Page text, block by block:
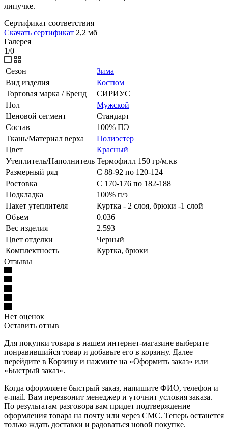
липучке.
Сертификат соответствия
Скачать сертификат 2,2 мб
Галерея
1/0 —
Сезон
Зима
Вид изделия
Костюм
Торговая марка / Бренд
СИРИУС
Пол
Мужской
Ценовой сегмент
Стандарт
Состав
100% ПЭ
Ткань/Материал верха
Полиэстер
Цвет
Красный
Утеплитель/Наполнитель Термофилл 150 гр/м.кв
Размерный ряд
С 88-92 по 120-124
Ростовка
С 170-176 по 182-188
Подкладка
100% п/э
Пакет утеплителя
Куртка - 2 слоя, брюки -1 слой
Объем
0.036
Вес изделия
2.593
Цвет отделки
Черный
Комплектность
Куртка, брюки
Отзывы
Нет оценок
Оставить отзыв
Для покупки товара в нашем интернет-магазине выберите
понравившийся товар и добавьте его в корзину. Далее
перейдите в Корзину и нажмите на «Оформить заказ» или
«Быстрый заказ».
Когда оформляете быстрый заказ, напишите ФИО, телефон и
e-mail. Вам перезвонит менеджер и уточнит условия заказа.
По результатам разговора вам придет подтверждение
оформления товара на почту или через СМС. Теперь останется
только ждать доставки и радоваться новой покупке.